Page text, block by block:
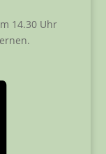
14.30 Uhr